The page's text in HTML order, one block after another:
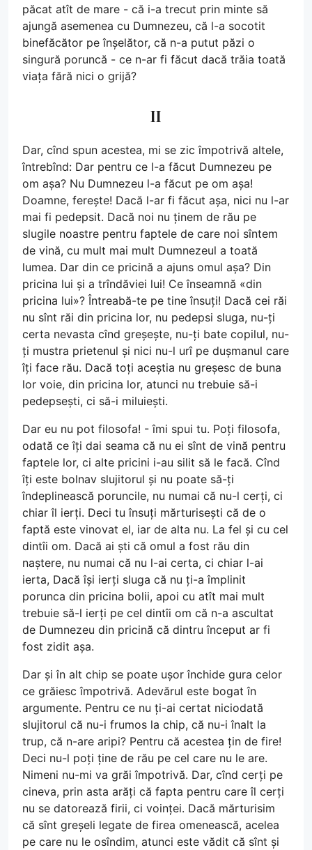
păcat atît de mare - că i-a trecut prin minte să
ajungă asemenea cu Dumnezeu, că l-a socotit
binefăcător pe înșelător, că n-a putut păzi o
singură poruncă - ce n-ar fi făcut dacă trăia toată
viața fără nici o grijă?
II
Dar, cînd spun acestea, mi se zic împotrivă altele,
întrebînd: Dar pentru ce l-a făcut Dumnezeu pe
om așa? Nu Dumnezeu l-a făcut pe om așa!
Doamne, ferește! Dacă l-ar fi făcut așa, nici nu l-ar
mai fi pedepsit. Dacă noi nu ținem de rău pe
slugile noastre pentru faptele de care noi sîntem
de vină, cu mult mai mult Dumnezeul a toată
lumea. Dar din ce pricină a ajuns omul așa? Din
pricina lui și a trîndăviei lui! Ce înseamnă «din
pricina lui»? Întreabă-te pe tine însuți! Dacă cei răi
nu sînt răi din pricina lor, nu pedepsi sluga, nu-ți
certa nevasta cînd greșește, nu-ți bate copilul, nu-
ți mustra prietenul și nici nu-l urî pe dușmanul care
îți face rău. Dacă toți aceștia nu greșesc de buna
lor voie, din pricina lor, atunci nu trebuie să-i
pedepsești, ci să-i miluiești.
Dar eu nu pot filosofa! - îmi spui tu. Poți filosofa,
odată ce îți dai seama că nu ei sînt de vină pentru
faptele lor, ci alte pricini i-au silit să le facă. Cînd
îți este bolnav slujitorul și nu poate să-ți
îndeplinească poruncile, nu numai că nu-l cerți, ci
chiar îl ierți. Deci tu însuți mărturisești că de o
faptă este vinovat el, iar de alta nu. La fel și cu cel
dintîi om. Dacă ai ști că omul a fost rău din
naștere, nu numai că nu l-ai certa, ci chiar l-ai
ierta, Dacă își ierți sluga că nu ți-a împlinit
porunca din pricina bolii, apoi cu atît mai mult
trebuie să-l ierți pe cel dintîi om că n-a ascultat
de Dumnezeu din pricină că dintru început ar fi
fost zidit așa.
Dar și în alt chip se poate ușor închide gura celor
ce grăiesc împotrivă. Adevărul este bogat în
argumente. Pentru ce nu ți-ai certat niciodată
slujitorul că nu-i frumos la chip, că nu-i înalt la
trup, că n-are aripi? Pentru că acestea țin de fire!
Deci nu-l poți ține de rău pe cel care nu le are.
Nimeni nu-mi va grăi împotrivă. Dar, cînd cerți pe
cineva, prin asta arăți că fapta pentru care îl cerți
nu se datorează firii, ci voinței. Dacă mărturisim
că sînt greșeli legate de firea omenească, acelea
pe care nu le osîndim, atunci este vădit că sînt și